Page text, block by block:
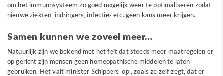
om het immuunsysteem zo goed mogelijk weer te optimaliseren zodat
nieuwe ziekten, indringers, infecties etc. geen kans meer krijgen.
Samen kunnen we zoveel meer…
Natuurlijk zijn we bekend met het feit dat steeds meer maatregelen er
op gericht zijn mensen geen homeopathische middelen te laten
gebruiken. Het valt minister Schippers op , zoals ze zelf zegt, dat er